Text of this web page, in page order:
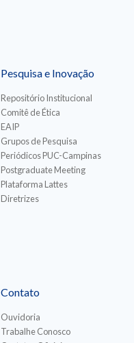
Pesquisa e Inovação
Repositório Institucional
Comitê de Ética
EAIP
Grupos de Pesquisa
Periódicos PUC-Campinas
Postgraduate Meeting
Plataforma Lattes
Diretrizes
Contato
Ouvidoria
Trabalhe Conosco